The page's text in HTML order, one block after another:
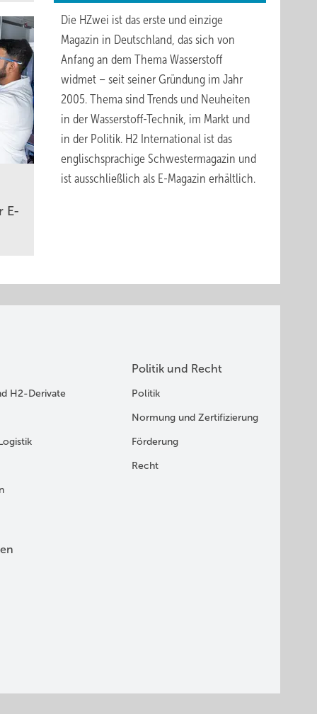
E-
Die HZwei ist das erste und einzige
Magazin in Deutschland, das sich von
Anfang an dem Thema Wasserstoff
widmet – seit seiner Gründung im Jahr
2005. Thema sind Trends und Neuheiten
in der Wasserstoff-Technik, im Markt und
in der Politik. H2 International ist das
englischsprachige Schwestermagazin und
ist ausschließlich als E-Magazin erhältlich.
H2-Derivate
Politik und Recht
Politik
Normung und Zertifizierung
Förderung
Recht